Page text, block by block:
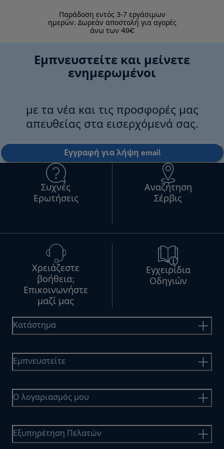
Παράδοση εντός 3-7 εργάσιμων
ημερών. Δωρεάν αποστολή για αγορές
άνω των 49€
Εμπνευστείτε και μείνετε
ενημερωμένοι
με τα νέα και τις προσφορές μας
απευθείας στα εισερχόμενά σας.
Εγγραφή για λήψη email
Συχνές
Ερωτήσεις
Αναζήτηση
Σέρβις
Χρειάζεστε
βοήθεια;
Επικοινωνήστε
μαζί μας
Εγχειρίδια
Οδηγιών
Κατάστημα
Εμπνευστείτε
Ο λογαριασμός μου
Εξυπηρέτηση Πελατών